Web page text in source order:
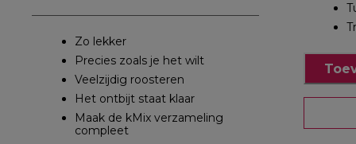
Zo lekker
Precies zoals je het wilt
Veelzijdig roosteren
Het ontbijt staat klaar
Maak de kMix verzameling
compleet